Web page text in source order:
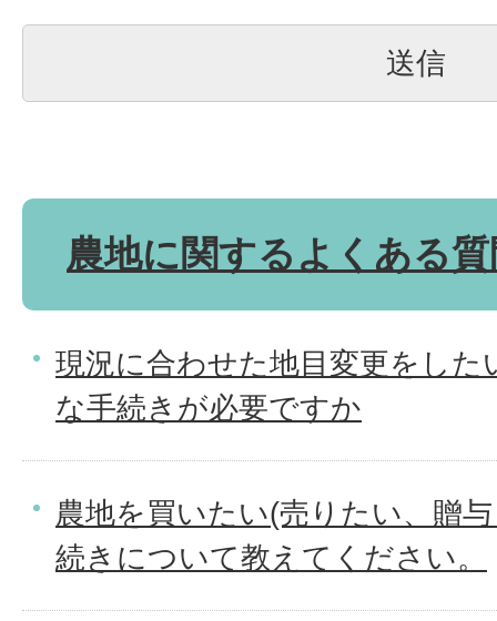
農地に関するよくある
現況に合わせた地目変更をし
な手続きが必要ですか
農地を買いたい(売りたい、贈
続きについて教えてください。